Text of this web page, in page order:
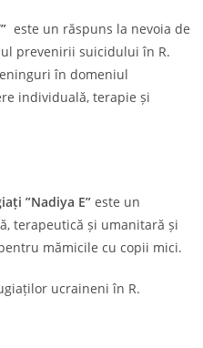
este un răspuns la nevoia de
prevenirii suicidului în R.
în domeniul
individuală, terapie și
”Nadiya E”este un
terapeutică și umanitară și
mămicile cu copii mici.
ucraineni în R.